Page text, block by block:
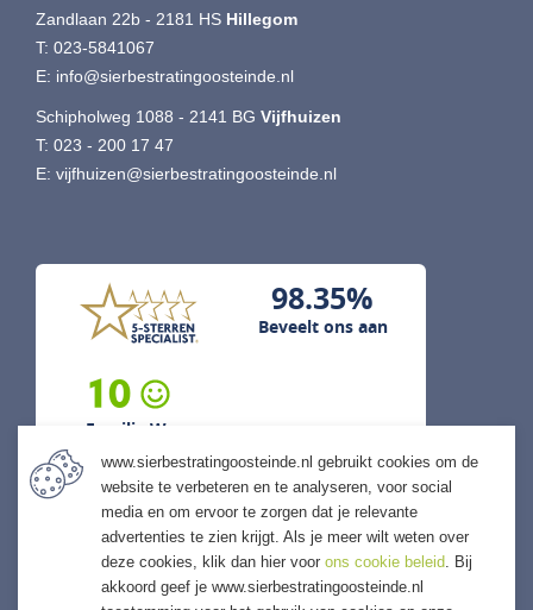
Zandlaan 22b - 2181 HS Hillegom
T: 023-5841067
E: info@sierbestratingoosteinde.nl
Schipholweg 1088 - 2141 BG Vijfhuizen
T: 023 - 200 17 47
E: vijfhuizen@sierbestratingoosteinde.nl
98.35%
Beveelt ons aan
10
Familie W...
5 augustus 2026
"Snelle levering mogelijk gemaakt
en ook kwaliteits levering."
previous next
www.sierbestratingoosteinde.nl gebruikt cookies om de
website te verbeteren en te analyseren, voor social
media en om ervoor te zorgen dat je relevante
advertenties te zien krijgt. Als je meer wilt weten over
deze cookies, klik dan hier voor ons cookie beleid. Bij
akkoord geef je www.sierbestratingoosteinde.nl